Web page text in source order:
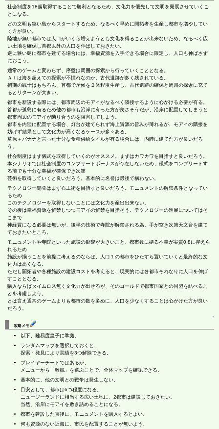
社会制度を18個取得することで勝利となるため、文化力を優先して文明を発展させていくこ
とになる。
どの文明も狭い島からスタートするため、なるべく早めに開拓者を生産し都市を増やしてい
く方が良い。
陸地が無い都市では人口がいくら増えようとも文化を得ることが出来ないため、なるべく広
い土地を確保し首都以外の人口を伸ばしておきたい。
逆に狭い島に都市を建てる場合には、幸福資源を入手できる場合に限定し、人口も伸ばさず
におこう。
通常のゲームと変わらず、序盤は周囲の探索から行っていくこととなる。
ＡＩは海を超えての探索が不慣れなのか、古代遺跡が多く残されている。
初期の戦士はもちろん、首都で斥候を２体程度生産し、古代遺跡の確保と周囲の探索に充て
るとリターンが大きい。
都市を新設する際には、都市周辺のモアイがなるべく隣接するように心がける必要が有る。
首都が孤島に有るため他の都市も沿岸に有った方が良さそうだが、沿岸に配置してしまうと
都市周辺のモアイが隣り合うのを阻害してしまう。
都市を内陸に配置する場合、灯台が建てられず海上資源の旨みが薄れるが、モアイの隣接を
妨げず結果として文化力が高くなるケースが多々ある。
草原＋バナナと言った十分な食糧供給タイルが有る場合には、内陸に建てた方が良いだろ
う。
社会制度はまず儀式を取得していくのがオススメ。まずはカワカワを目指すと良いだろう。
本シナリオでは社会制度のコンプリートボーナスが存在しないため、儀式をコンプリートす
る前でも十分な幸福が確保でき次第
芸術を取得していくと良いだろう。基本的に名誉は最後で構わない。
テクノロジー開発はまず石工術を目指すと良いだろう。モニュメントの解禁条件となってい
るため
このテクノロジーを取得しないことには文化力を産出出来ない。
その後は幸福資源を解禁しつつモアイの解禁を目指そう。テクノロジーの進展についてはそ
こまで
神経質になる必要は無いが、後半の技術で寺院が解禁される為、手が空き次第天文台を建て
ておきたいところ。
モニュメントや寺院といった施設の影響が大きいこと、都市数に拠る不幸が実質0.8に抑えら
れるため
施設が揃うことを前提に考えるのならば、人口１の都市をひたすら置いていくと最終的な文
化力は高くなる。
ただし開拓者や各種施設の建設コストを考えると、現実的には各都市それなりに人口を伸ば
すこととなる。
購入ならばタイムロス無く文化力が出せるが、そのゴールドで都市国家との同盟を結べるこ
とを考慮しよう。
とは言え通常のゲームよりも都市の数を多めに、人口を少なくすることは心がけた方が良い
だろう。
↑
攻略メモ
以下、難易度皇子に準拠。
ランダムマップを選択しておくと、
探索・発見により実績を3つ解除できる。
プレイヤーチートではあるが、
メニューから「離脱」を選ぶことで、全体マップを確認できる。
基本的に、他の文明との戦争は発生しない。
目安として、都市は6つ程度になる。
ニュージーランドに相当する広い土地に、2都市は建設しておきたい。
当然、沿岸にモアイを敷き詰めることになる。
都市を建設した直後に、モニュメントを購入するとよい。
何も資源のない近海に、市民を配置することが無いよう、